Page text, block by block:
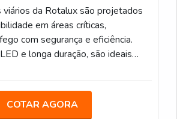
viários da Rotalux são projetados
em áreas críticas,
com segurança e eficiência.
e longa duração, são ideais
com duração média de 12
obras em rodovias,
COTAR AGORA